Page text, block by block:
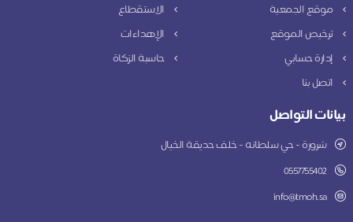
موقع الجمعية
الاستقطاع
ترخيص الموقع
الإهداءات
إدارة حسابي
حاسبة الزكاة
اتصل بنا
بيانات التواصل
شرورة - حي سلطانه - خلف حديقة الخيال
0557755402
info@tmoh.sa